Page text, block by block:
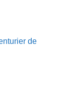
de